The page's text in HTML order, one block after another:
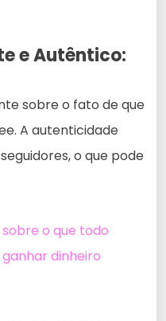
e Autêntico:
sobre o fato de que
A autenticidade
o que pode
sobre o que todo
dinheiro